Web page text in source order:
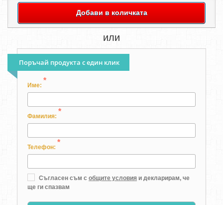
Добави в количката
или
Поръчай продукта с един клик
Име:
*
Фамилия:
*
Телефон:
*
Съгласен съм с общите условия и декларирам, че
ще ги спазвам